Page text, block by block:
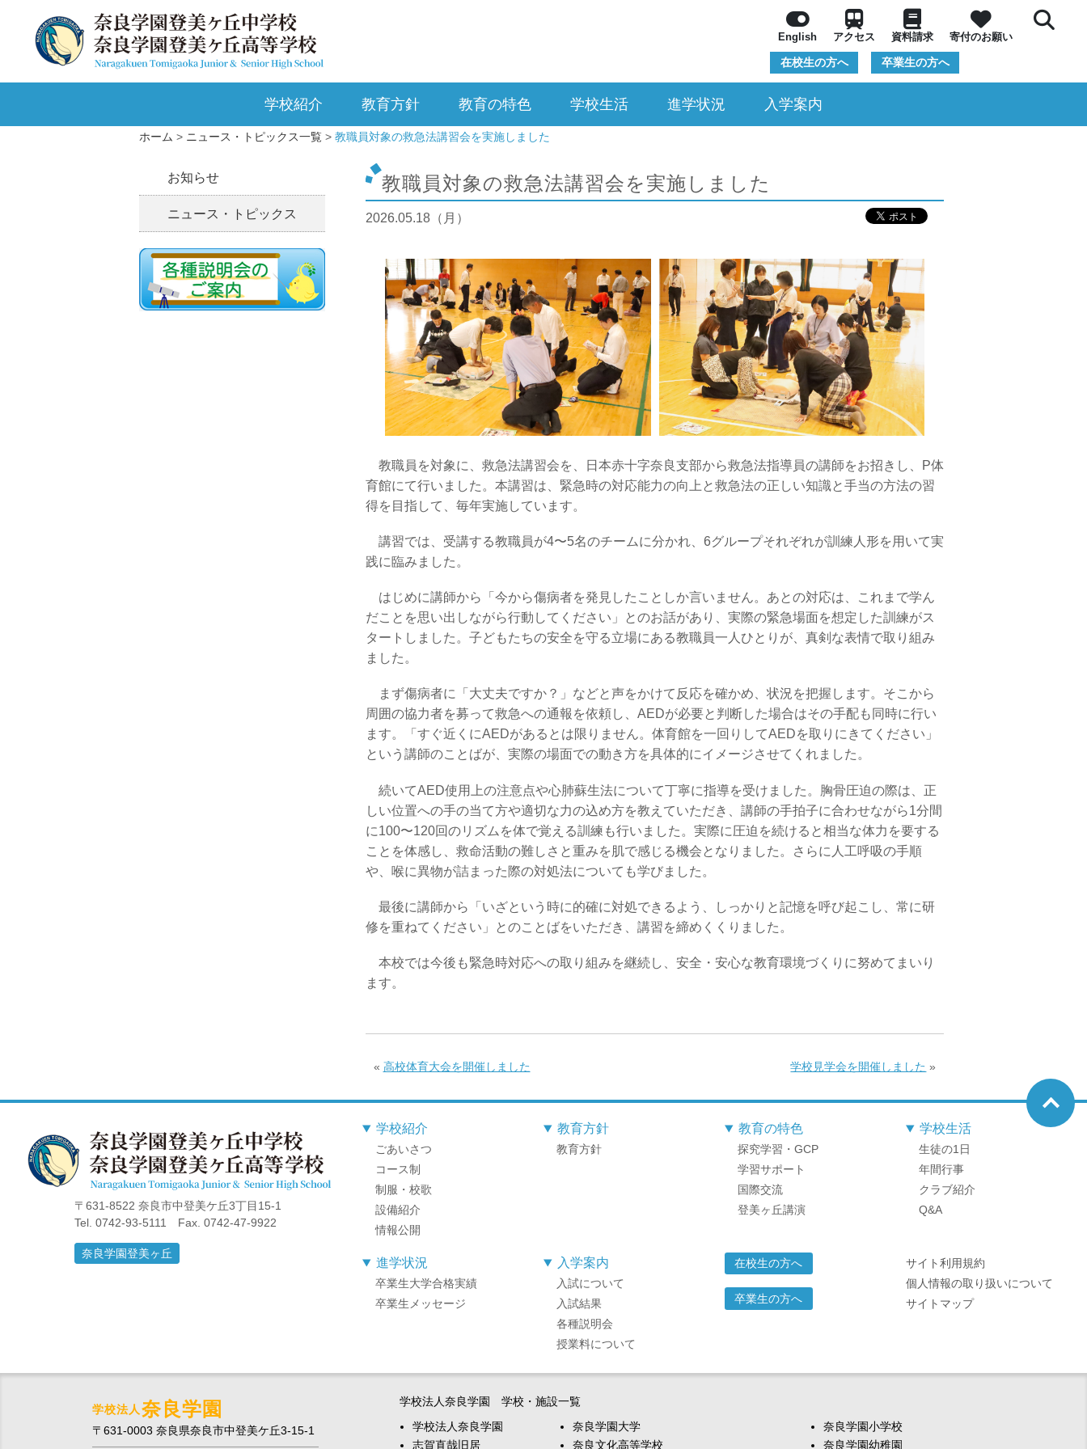
English アクセス 資料請求 寄付のお願い
在校生の方へ 卒業生の方へ
学校紹介 教育方針 教育の特色 学校生活 進学状況 入学案内
ホーム ニュース・トピックス一覧 教職員対象の救急法講習会を実施しました
お知らせ
ニュース・トピックス
教職員対象の救急法講習会を実施しました
2026.05.18（月）
教職員を対象に、救急法講習会を、日本赤十字奈良支部から救急法指導員の講師をお招きし、P体
育館にて行いました。本講習は、緊急時の対応能力の向上と救急法の正しい知識と手当の方法の習
得を目指して、毎年実施しています。
講習では、受講する教職員が4〜5名のチームに分かれ、6グループそれぞれが訓練人形を用いて実
践に臨みました。
はじめに講師から「今から傷病者を発見したことしか言いません。あとの対応は、これまで学ん
だことを思い出しながら行動してください」とのお話があり、実際の緊急場面を想定した訓練がス
タートしました。子どもたちの安全を守る立場にある教職員一人ひとりが、真剣な表情で取り組み
ました。
まず傷病者に「大丈夫ですか？」などと声をかけて反応を確かめ、状況を把握します。そこから
周囲の協力者を募って救急への通報を依頼し、AEDが必要と判断した場合はその手配も同時に行い
ます。「すぐ近くにAEDがあるとは限りません。体育館を一回りしてAEDを取りにきてください」
という講師のことばが、実際の場面での動き方を具体的にイメージさせてくれました。
続いてAED使用上の注意点や心肺蘇生法について丁寧に指導を受けました。胸骨圧迫の際は、正
しい位置への手の当て方や適切な力の込め方を教えていただき、講師の手拍子に合わせながら1分間
に100〜120回のリズムを体で覚える訓練も行いました。実際に圧迫を続けると相当な体力を要する
ことを体感し、救命活動の難しさと重みを肌で感じる機会となりました。さらに人工呼吸の手順
や、喉に異物が詰まった際の対処法についても学びました。
最後に講師から「いざという時に的確に対処できるよう、しっかりと記憶を呼び起こし、常に研
修を重ねてください」とのことばをいただき、講習を締めくくりました。
本校では今後も緊急時対応への取り組みを継続し、安全・安心な教育環境づくりに努めてまいり
ます。
« 高校体育大会を開催しました 学校見学会を開催しました »
〒631-8522 奈良市中登美ケ丘3丁目15-1
Tel. 0742-93-5111 Fax. 0742-47-9922
奈良学園登美ヶ丘
学校紹介
ごあいさつ
コース制
制服・校歌
設備紹介
情報公開
教育方針
教育方針
教育の特色
探究学習・GCP
学習サポート
国際交流
登美ヶ丘講演
学校生活
生徒の1日
年間行事
クラブ紹介
Q&A
進学状況
卒業生大学合格実績
卒業生メッセージ
入学案内
入試について
入試結果
各種説明会
授業料について
在校生の方へ
卒業生の方へ
サイト利用規約
個人情報の取り扱いについて
サイトマップ
学校法人 奈良学園
〒631-0003 奈良県奈良市中登美ケ丘3-15-1
学校法人奈良学園 学校・施設一覧
学校法人奈良学園
志賀直哉旧居
奈良学園大学
奈良文化高等学校
奈良学園小学校
奈良学園幼稚園